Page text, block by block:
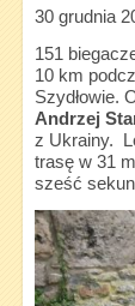
30 grudnia
151
10 km
Szydłowie.
Andrzej
z Ukrainy.
trasę w 31
sześć